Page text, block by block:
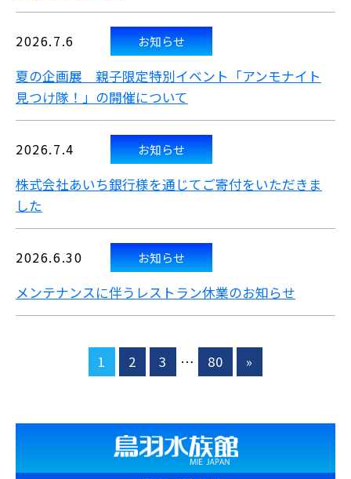
2026.7.6 お知らせ
夏の企画展 親子限定特別イベント「アンモナイト
見つけ隊！」の開催について
2026.7.4 お知らせ
株式会社あいち銀行様を通じてご寄付をいただきま
した
2026.6.30 お知らせ
メンテナンスに伴うレストラン休業のお知らせ
1 2 3 … 80 »